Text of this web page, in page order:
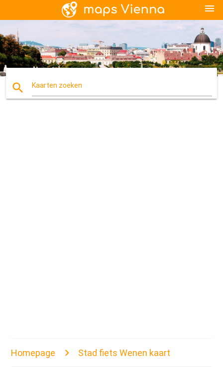
menu
search Kaarten zoeken
Homepage Stad fiets Wenen kaart